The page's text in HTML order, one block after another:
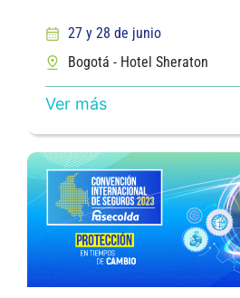
27 y 28 de junio
Bogotá - Hotel Sheraton
Ver más